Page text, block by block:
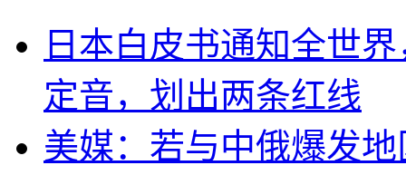
日本白皮书通知全世
定音，划出两条红线
美媒：若与中俄爆发